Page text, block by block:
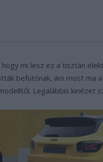
mi lesz ez a tisztán
befutónak, ám most ma
Legalábbis kinézet